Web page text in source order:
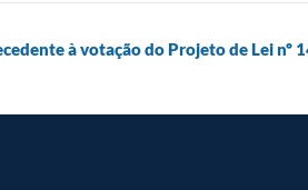
à votação do Projeto de Lei nº